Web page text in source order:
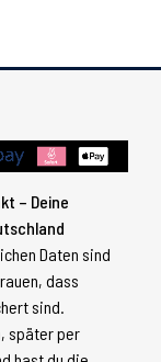
– Deine
Daten sind
dass
sind.
später per